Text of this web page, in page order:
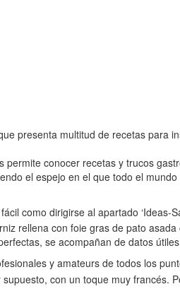
presenta multitud de recetas para
permite conocer recetas y trucos
el espejo en el que todo el
como dirigirse al apartado
rellena con foie gras de pato
se acompañan de datos
y amateurs de todos los
con un toque muy